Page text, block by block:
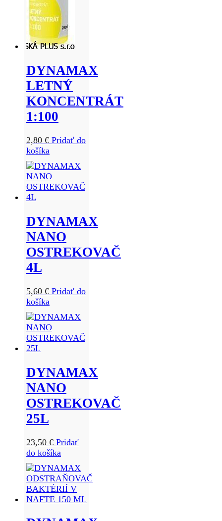
DYNAMAX
LETNÝ
KONCENTRÁT
1:100
2,80 € Pridať do
košíka
DYNAMAX
NANO
OSTREKOVAČ
4L
5,60 € Pridať do
košíka
DYNAMAX
NANO
OSTREKOVAČ
25L
23,50 € Pridať
do košíka